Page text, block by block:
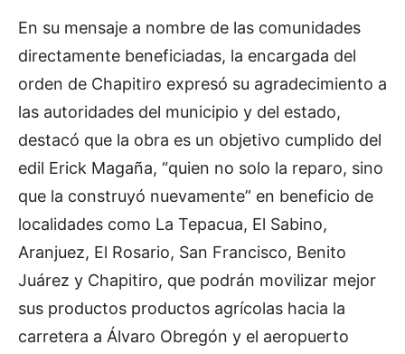
En su mensaje a nombre de las comunidades
directamente beneficiadas, la encargada del
orden de Chapitiro expresó su agradecimiento a
las autoridades del municipio y del estado,
destacó que la obra es un objetivo cumplido del
edil Erick Magaña, “quien no solo la reparo, sino
que la construyó nuevamente” en beneficio de
localidades como La Tepacua, El Sabino,
Aranjuez, El Rosario, San Francisco, Benito
Juárez y Chapitiro, que podrán movilizar mejor
sus productos productos agrícolas hacia la
carretera a Álvaro Obregón y el aeropuerto